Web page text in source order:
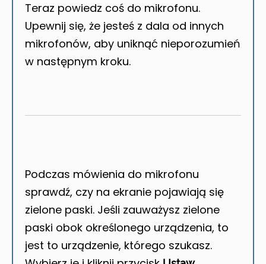
Teraz powiedz coś do mikrofonu.
Upewnij się, że jesteś z dala od innych
mikrofonów, aby uniknąć nieporozumień
w następnym kroku.
Podczas mówienia do mikrofonu
sprawdź, czy na ekranie pojawiają się
zielone paski. Jeśli zauważysz zielone
paski obok określonego urządzenia, to
jest to urządzenie, którego szukasz.